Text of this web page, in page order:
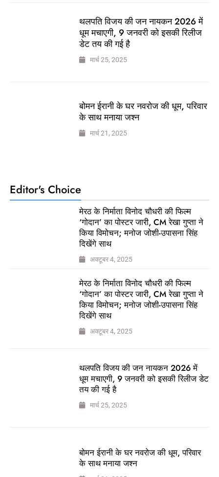
थलपति विजय की जन नायकन 2026 में
धूम मचाएगी, 9 जनवरी को इसकी रिलीज
डेट तय की गई है
मार्च 25, 2025
बोमन ईरानी के घर नवरोज की धूम, परिवार
के साथ मनाया जश्न
मार्च 21, 2025
Editor's Choice
मेरठ के निर्माता विनोद चौधरी की फिल्म
‘गोदान’ का पोस्टर जारी, CM रेखा गुप्ता ने
किया विमोचन; मनोज जोशी-उपासना सिंह
दिखेंगे साथ
अक्टूबर 4, 2025
मेरठ के निर्माता विनोद चौधरी की फिल्म
‘गोदान’ का पोस्टर जारी, CM रेखा गुप्ता ने
किया विमोचन; मनोज जोशी-उपासना सिंह
दिखेंगे साथ
अक्टूबर 4, 2025
थलपति विजय की जन नायकन 2026 में
धूम मचाएगी, 9 जनवरी को इसकी रिलीज डेट
तय की गई है
मार्च 25, 2025
बोमन ईरानी के घर नवरोज की धूम, परिवार
के साथ मनाया जश्न